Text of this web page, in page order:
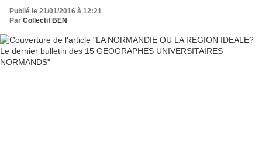
Publié le 21/01/2016 à 12:21
Par Collectif BEN